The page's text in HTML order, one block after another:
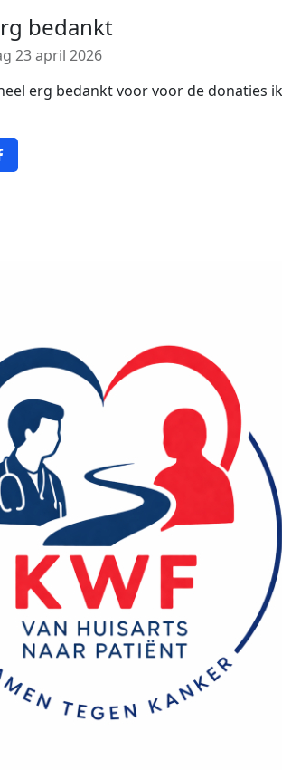
bedankt
23 april 2026
erg bedankt voor voor de donaties